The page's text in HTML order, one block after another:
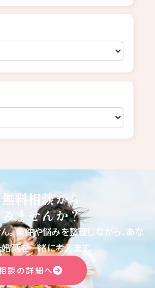
料相談から
ませんか？
。条件や悩みを整理しながら、あな
活を一緒に考えます。
談の詳細へ